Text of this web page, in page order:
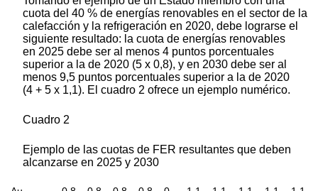
cuota del 40 % de energías renovables en el sector de la
calefacción y la refrigeración en 2020, debe lograrse el
siguiente resultado: la cuota de energías renovables
en 2025 debe ser al menos 4 puntos porcentuales
superior a la de 2020 (5 x 0,8), y en 2030 debe ser al
menos 9,5 puntos porcentuales superior a la de 2020
(4 + 5 x 1,1). El cuadro 2 ofrece un ejemplo numérico.
Cuadro 2
Ejemplo de las cuotas de FER resultantes que deben
alcanzarse en 2025 y 2030